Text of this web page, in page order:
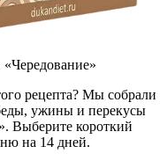
рецепта? Мы собрали
ужины и перекусы
Выберите короткий
на 14 дней.